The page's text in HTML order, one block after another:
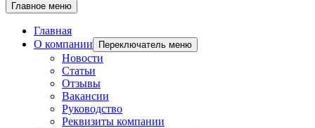
Главное меню
Главная
О компании
Переключатель меню
Новости
Статьи
Отзывы
Вакансии
Руководство
Реквизиты компании